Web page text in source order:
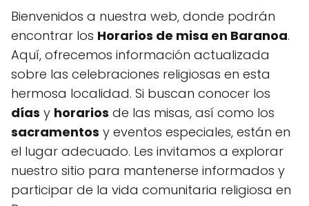
Bienvenidos a nuestra web, donde podrán
encontrar los Horarios de misa en Baranoa.
Aquí, ofrecemos información actualizada
sobre las celebraciones religiosas en esta
hermosa localidad. Si buscan conocer los
días y horarios de las misas, así como los
sacramentos y eventos especiales, están en
el lugar adecuado. Les invitamos a explorar
nuestro sitio para mantenerse informados y
participar de la vida comunitaria religiosa en